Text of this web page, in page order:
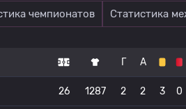
чемпионатов Статистика
Г А
26 1287 2 2 3 0